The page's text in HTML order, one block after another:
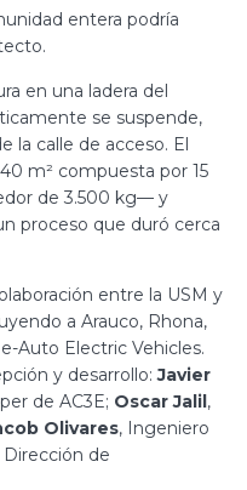
entera podría
en una ladera del
se suspende,
la calle de acceso. El
m² compuesta por 15
de 3.500 kg— y
proceso que duró cerca
entre la USM y
a Arauco, Rhona,
Auto Electric Vehicles.
y desarrollo:Javier
de AC3E; Oscar Jalil,
Olivares, Ingeniero
de